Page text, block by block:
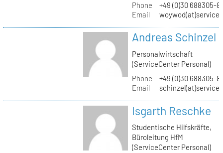
Phone
+49 (0)30 688305-
Email
Andreas Schinzel
Personalwirtschaft
(ServiceCenter Personal)
Phone
+49 (0)30 688305-
Email
Isgarth Reschke
Studentische Hilfskräfte,
Büroleitung HfM
(ServiceCenter Personal)